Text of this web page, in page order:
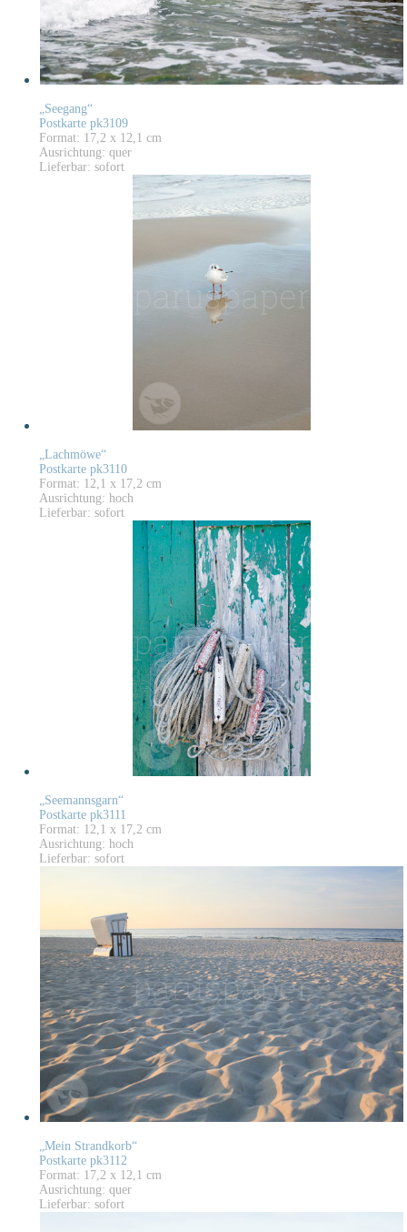
„Seegang“
Postkarte pk3109
Format: 17,2 x 12,1 cm
Ausrichtung: quer
Lieferbar: sofort
„Lachmöwe“
Postkarte pk3110
Format: 12,1 x 17,2 cm
Ausrichtung: hoch
Lieferbar: sofort
„Seemannsgarn“
Postkarte pk3111
Format: 12,1 x 17,2 cm
Ausrichtung: hoch
Lieferbar: sofort
„Mein Strandkorb“
Postkarte pk3112
Format: 17,2 x 12,1 cm
Ausrichtung: quer
Lieferbar: sofort